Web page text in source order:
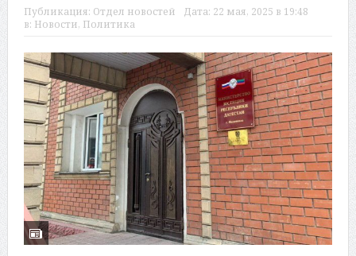
Публикация: Отдел новостей Дата: 22 мая, 2025 в 19:48
в: Новости, Политика